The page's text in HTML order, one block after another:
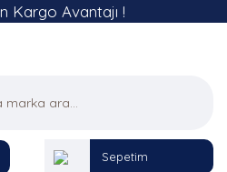
Kargo Avantajı !
Sepetim